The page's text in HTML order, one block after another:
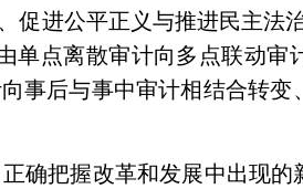
进公平正义与推进民主法
单点离散审计向多点联动审
事后与事中审计相结合转
确把握改革和发展中出现的